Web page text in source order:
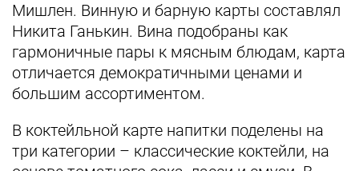
Мишлен. Винную и барную карты составлял
Никита Ганькин. Вина подобраны как
гармоничные пары к мясным блюдам, карта
отличается демократичными ценами и
большим ассортиментом.
В коктейльной карте напитки поделены на
три категории – классические коктейли, на